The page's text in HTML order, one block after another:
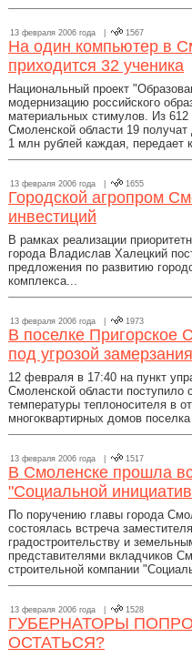
13 февраля 2006 года | 1567
На один компьютер в
приходится 32 ученика
Национальный проект
модернизацию российского
материальных стимулов. Из
Смоленской области 19
1 млн рублей каждая, передает
13 февраля 2006 года | 1655
Городской агропром
инвестиций
В рамках реализации
города Владислав Халецкий
предложения по развитию
комплекса...
13 февраля 2006 года | 1973
В поселке Пригорское
под угрозой замерзания
12 февраля в 17:40 на пункт
Смоленской области поступило
температуры теплоносителя в
многоквартирных домов
13 февраля 2006 года | 1517
В Смоленске прошла
"Социальной
По поручению главы города
состоялась встреча
градостроительству и
представителями вкладчиков
строительной компании
13 февраля 2006 года | 1528
ГУБЕРНАТОРЫ
ОСТАТЬСЯ?